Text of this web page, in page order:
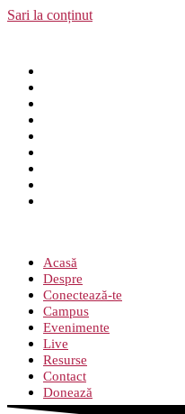
Sari la conținut
Acasă
Despre
Conectează-te
Campus
Evenimente
Live
Resurse
Contact
Donează